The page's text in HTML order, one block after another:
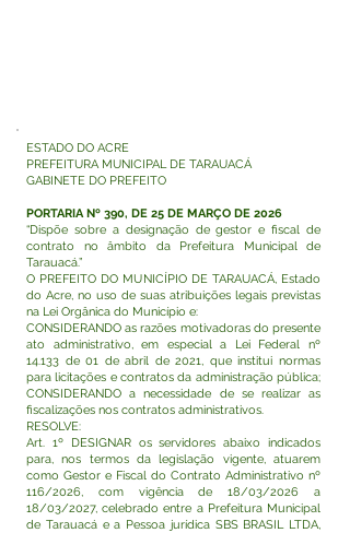
ESTADO DO ACRE
PREFEITURA MUNICIPAL DE TARAUACÁ
GABINETE DO PREFEITO
PORTARIA Nº 390, DE 25 DE MARÇO DE 2026
“Dispõe sobre a designação de gestor e fiscal de
contrato no âmbito da Prefeitura Municipal de
Tarauacá.”
O PREFEITO DO MUNICÍPIO DE TARAUACÁ, Estado
do Acre, no uso de suas atribuições legais previstas
na Lei Orgânica do Município e:
CONSIDERANDO as razões motivadoras do presente
ato administrativo, em especial a Lei Federal nº
14.133 de 01 de abril de 2021, que institui normas
para licitações e contratos da administração pública;
CONSIDERANDO a necessidade de se realizar as
fiscalizações nos contratos administrativos.
RESOLVE:
Art. 1º DESIGNAR os servidores abaixo indicados
para, nos termos da legislação vigente, atuarem
como Gestor e Fiscal do Contrato Administrativo nº
116/2026, com vigência de 18/03/2026 a
18/03/2027, celebrado entre a Prefeitura Municipal
de Tarauacá e a Pessoa jurídica SBS BRASIL LTDA,